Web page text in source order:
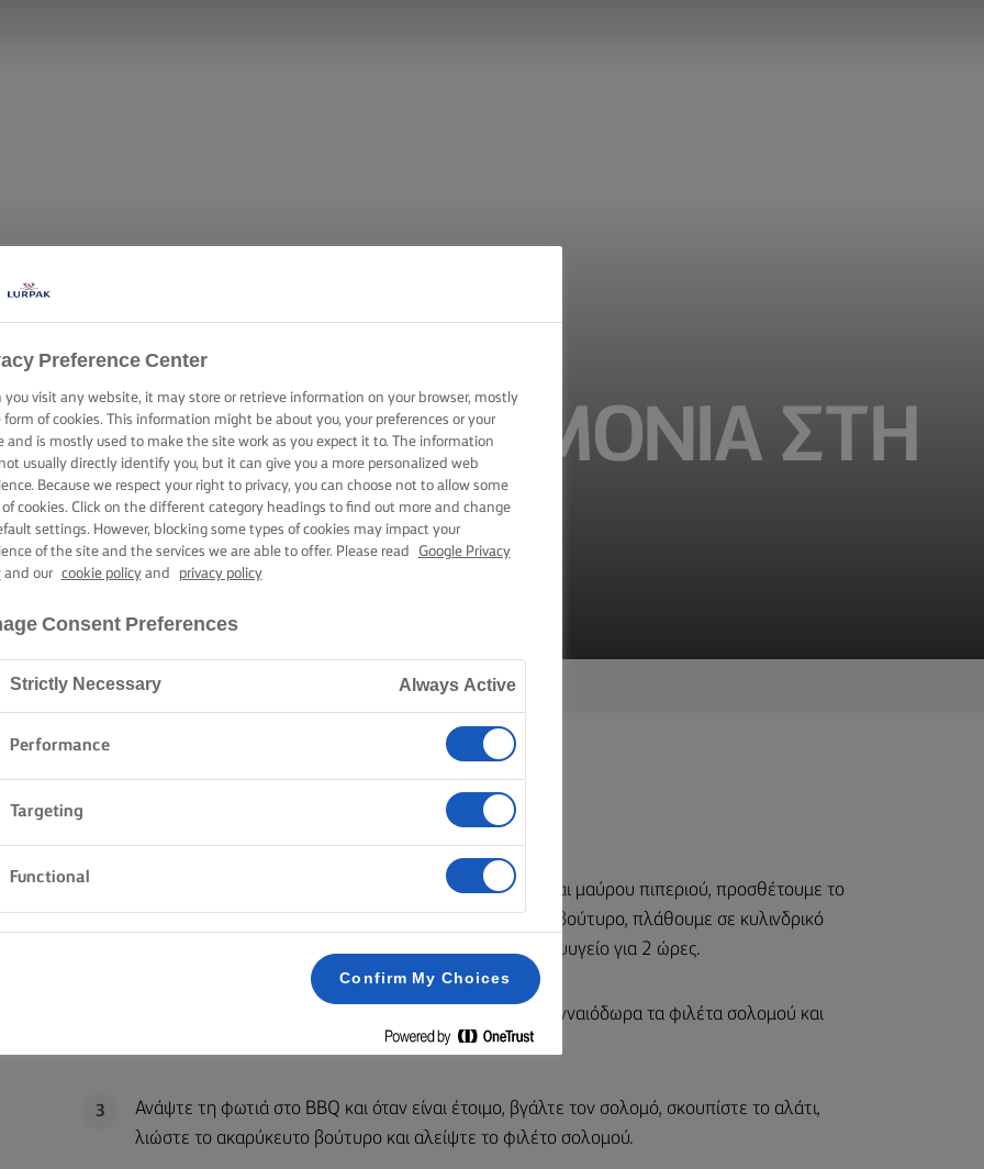
ΜΕ ΛΕΜΟΝΙΑ ΣΤΗ
ΣΧΑΡΑ
Home
ΜΈΘΟΔΟΣ
Σε ένα γουδοχέρι ή μύλο τρίβουμε τους κόκκους ροζ και μαύρου πιπεριού, προσθέτουμε το
ξύσμα λεμονιού και ανακατεύουμε με το μαλακωμένο βούτυρο, πλάθουμε σε κυλινδρικό
σχήμα, τυλίγουμε σε λαδόκολλα και το αφήνουμε στο ψυγείο για 2 ώρες.
1 ή 2 ώρες πριν ξεκινήσετε το ψήσιμο, πασπαλίζετε γενναιόδωρα τα φιλέτα σολομού και
αφήνετε να ξεκουραστούν στο ψυγείο για 1-2 ώρες.
3
Ανάψτε τη φωτιά στο BBQ και όταν είναι έτοιμο, βγάλτε τον σολομό, σκουπίστε το αλάτι,
λιώστε το ακαρύκευτο βούτυρο και αλείψτε το φιλέτο σολομού.
Preference Center
you visit any website, it may store or retrieve information on your browser, mostly
of cookies. This information might be about you, your preferences or your
and is mostly used to make the site work as you expect it to. The information
usually directly identify you, but it can give you a more personalized web
Because we respect your right to privacy, you can choose not to allow some
cookies. Click on the different category headings to find out more and change
settings. However, blocking some types of cookies may impact your
of the site and the services we are able to offer. Please read
Google Privacy
and our cookie policyand privacy policy
Consent Preferences
Strictly Necessary Always Active
Performance
Targeting
Functional
Confirm My Choices